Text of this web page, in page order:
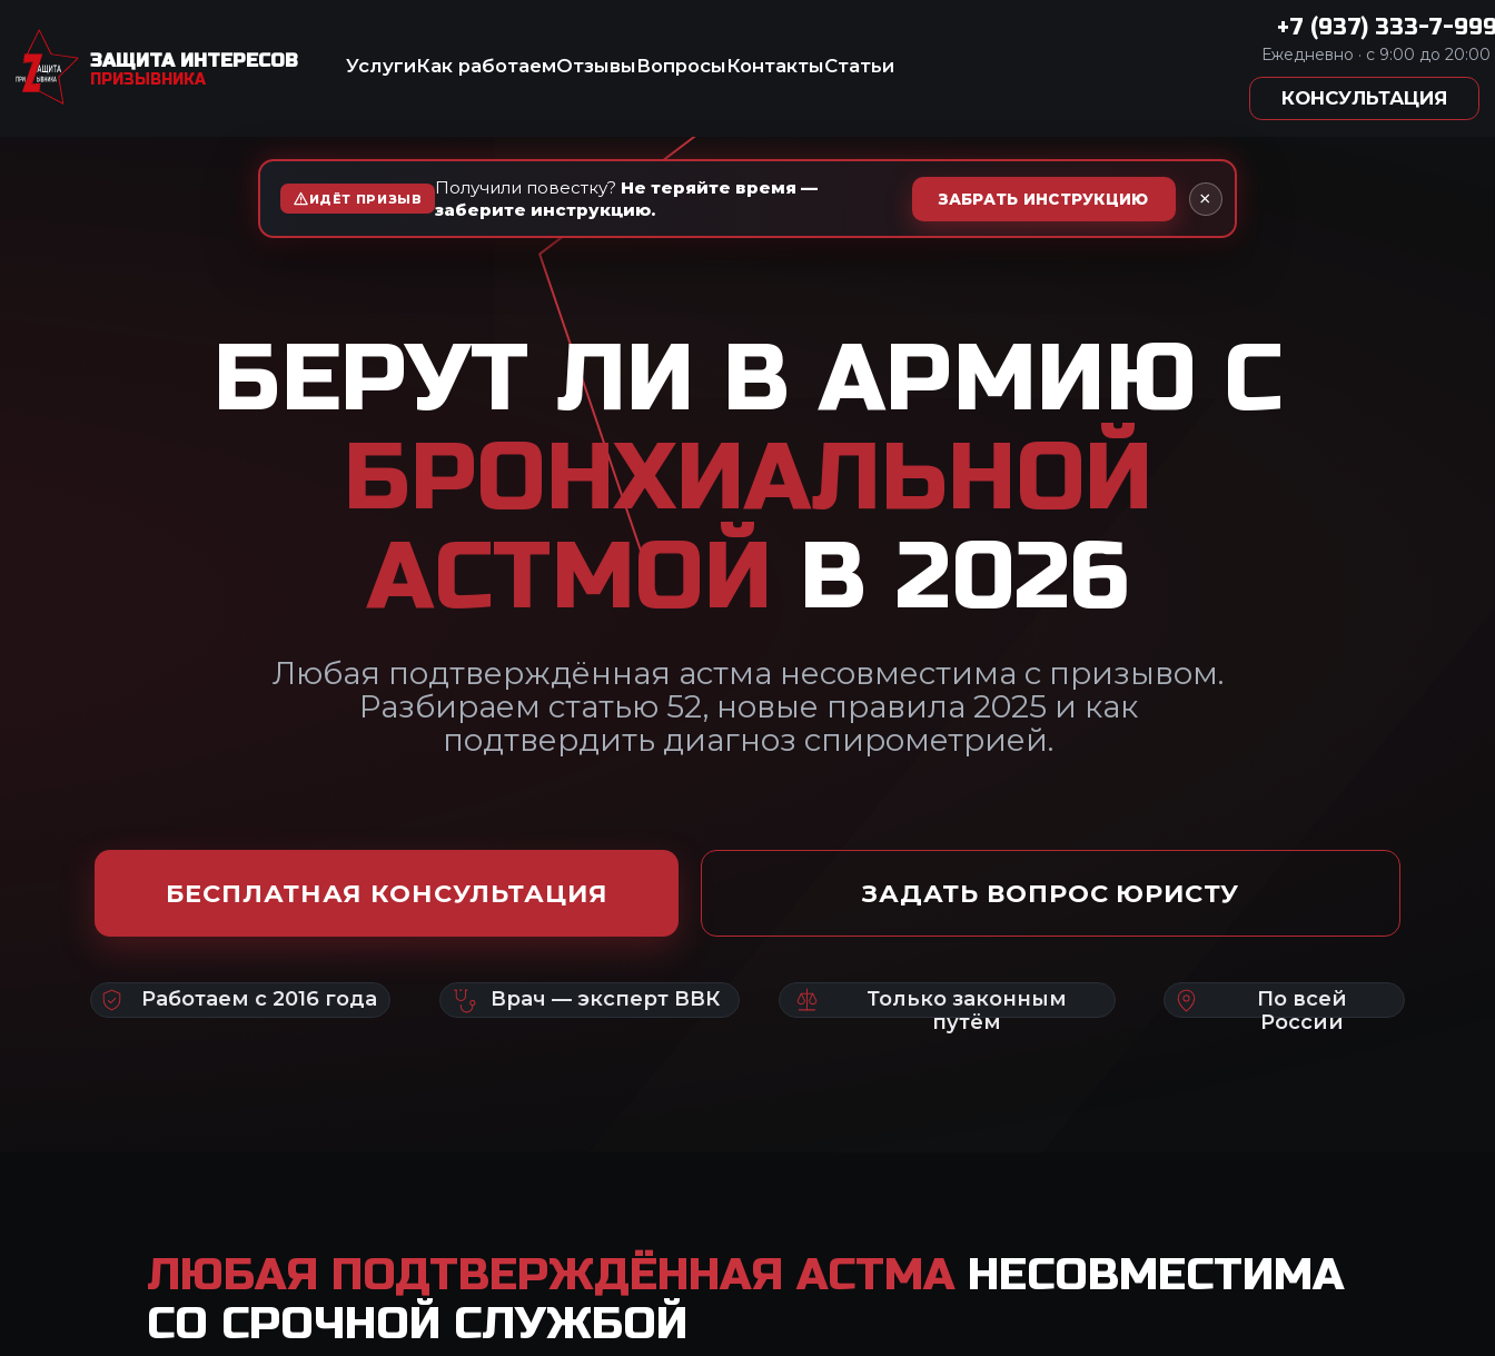
ПРИЗЫВНИКА
ИДЁТ ПРИЗЫВ
Получили повестку? Не теряйте время —
заберите инструкцию.
ЗАБРАТЬ ИНСТРУКЦИЮ ×
КОМПАНИЯ
Врач — эксперт ВВК
Только законным
путём
По всей
России
Любая подтверждённая астма несовместима с призывом.
Разбираем статью 52, новые правила 2025 и как
подтвердить диагноз спирометрией.
БЕРУТ ЛИ В АРМИЮ С
БРОНХИАЛЬНОЙ
АСТМОЙ В 2026
ЛЮБАЯ ПОДТВЕРЖДЁННАЯ АСТМАНЕСОВМЕСТИМА
СО СРОЧНОЙ СЛУЖБОЙ